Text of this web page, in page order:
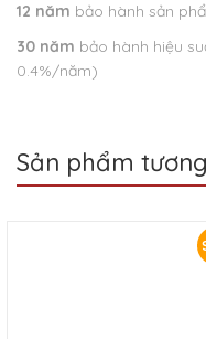
12 năm bảo hành sản
30 năm bảo hành hiệu
0.4%/năm)
Sản phẩm